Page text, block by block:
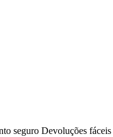
seguro Devoluções fáceis